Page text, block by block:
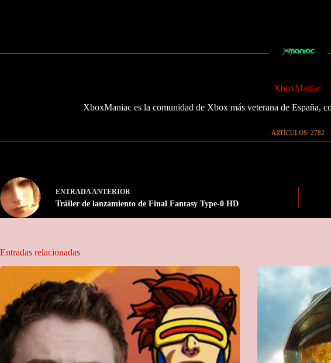
XboxManiac
XboxManiac es la comunidad de Xbox más veterana de España,
ARTÍCULOS: 2782
ENTRADAANTERIOR
Tráiler de lanzamiento de Final Fantasy Type-0 HD
Entradas relacionadas